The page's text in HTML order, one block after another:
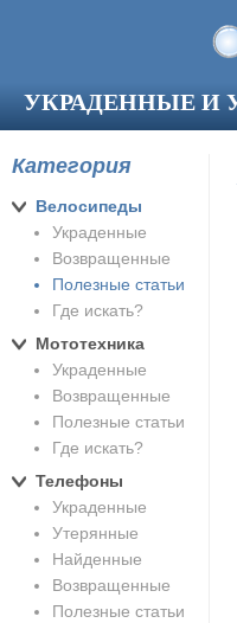
УКРАДЕННЫЕ И
Категория
Велосипеды
Украденные
Возвращенные
Полезные статьи
Где искать?
Мототехника
Украденные
Возвращенные
Полезные статьи
Где искать?
Телефоны
Украденные
Утерянные
Найденные
Возвращенные
Полезные статьи